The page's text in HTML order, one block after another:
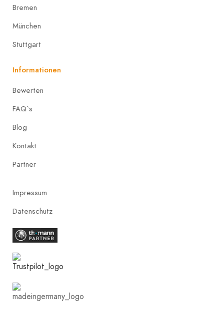
Bremen
München
Stuttgart
Informationen
Bewerten
FAQ`s
Blog
Kontakt
Partner
Impressum
Datenschutz